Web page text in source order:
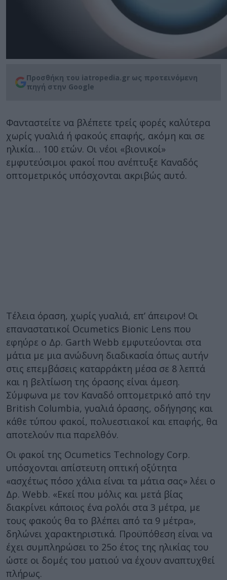
Προσθήκη του iatropedia.gr ως προτεινόμενη
πηγή στην Google
Φανταστείτε να βλέπετε τρείς φορές καλύτερα
χωρίς γυαλιά ή φακούς επαφής, ακόμη και σε
ηλικία… 100 ετών. Οι νέοι «βιονικοί»
εμφυτεύσιμοι φακοί που ανέπτυξε Καναδός
οπτομετρικός υπόσχονται ακριβώς αυτό.
Τέλεια όραση, χωρίς γυαλιά, επ’ άπειρον! Οι
επαναστατικοί Ocumetics Bionic Lens που
εφηύρε ο Δρ. Garth Webb εμφυτεύονται στα
μάτια με μια ανώδυνη διαδικασία όπως αυτήν
στις επεμβάσεις καταρράκτη μέσα σε 8 λεπτά
και η βελτίωση της όρασης είναι άμεση.
Σύμφωνα με τον Καναδό οπτομετρικό από την
British Columbia, γυαλιά όρασης, οδήγησης και
κάθε τύπου φακοί, πολυεστιακοί και επαφής, θα
αποτελούν πια παρελθόν.
Οι φακοί της Ocumetics Technology Corp.
υπόσχονται απίστευτη οπτική οξύτητα
«ασχέτως πόσο χάλια είναι τα μάτια σας» λέει ο
Δρ. Webb. «Εκεί που μόλις και μετά βίας
διακρίνει κάποιος ένα ρολόι στα 3 μέτρα, με
τους φακούς θα το βλέπει από τα 9 μέτρα»,
δηλώνει χαρακτηριστικά. Προϋπόθεση είναι να
έχει συμπληρώσει το 25ο έτος της ηλικίας του
ώστε οι δομές του ματιού να έχουν αναπτυχθεί
πλήρως.